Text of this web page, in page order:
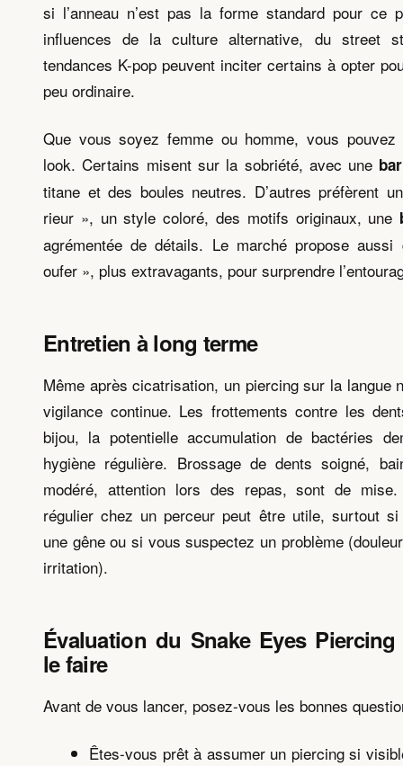
si l’anneau n’est pas la forme standard pour ce
influences de la culture alternative, du street
tendances K-pop peuvent inciter certains à opter
peu ordinaire.
Que vous soyez femme ou homme, vous pouvez
look. Certains misent sur la sobriété, avec une
titane et des boules neutres. D’autres préfèrent
rieur », un style coloré, des motifs originaux, une
agrémentée de détails. Le marché propose
oufer », plus extravagants, pour surprendre
Entretien à long terme
Même après cicatrisation, un piercing sur la langue
vigilance continue. Les frottements contre les
bijou, la potentielle accumulation de bactéries
hygiène régulière. Brossage de dents soigné,
modéré, attention lors des repas, sont de
régulier chez un perceur peut être utile, surtout
une gêne ou si vous suspectez un problème
irritation).
Évaluation du Snake Eyes
le faire
Avant de vous lancer, posez-vous les bonnes
Êtes-vous prêt à assumer un piercing si